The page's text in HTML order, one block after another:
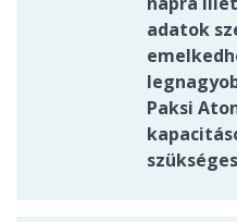
adatok
Paksi